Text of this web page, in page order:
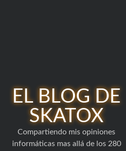
EL BLOG DE
SKATOX
Compartiendo mis opiniones
informáticas mas allá de los 280